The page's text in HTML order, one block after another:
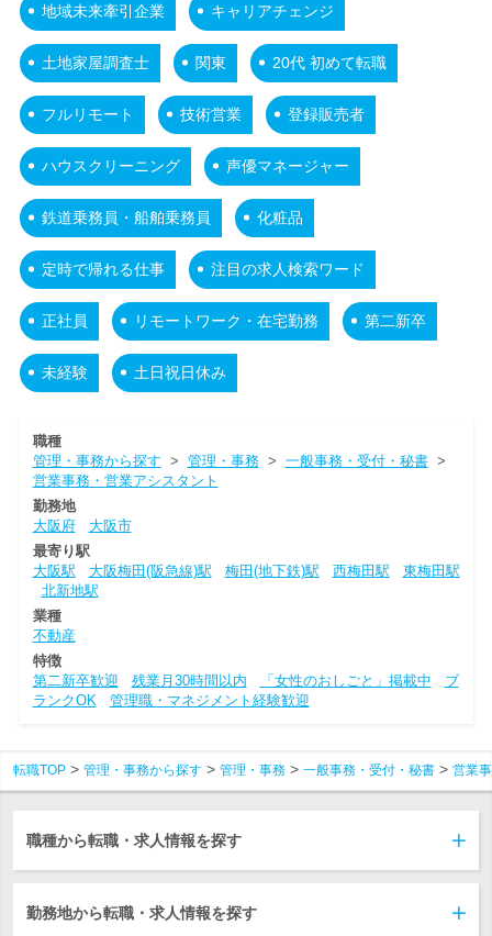
地域未来牽引企業 キャリアチェンジ
土地家屋調査士 関東 20代 初めて転職
フルリモート 技術営業 登録販売者
ハウスクリーニング 声優マネージャー
鉄道乗務員・船舶乗務員 化粧品
定時で帰れる仕事 注目の求人検索ワード
正社員 リモートワーク・在宅勤務 第二新卒
未経験 土日祝日休み
職種
管理・事務から探す > 管理・事務> 一般事務・受付・秘書>
営業事務・営業アシスタント
勤務地
大阪府
大阪市
最寄り駅
大阪駅
大阪梅田(阪急線)駅 梅田(地下鉄)駅 西梅田駅
東梅田駅
北新地駅
業種
不動産
特徴
第二新卒歓迎
残業月30時間以内 「女性のおしごと」掲載中
ブ
ランクOK
管理職・マネジメント経験歓迎
転職TOP 管理・事務から探す 管理・事務 一般事務・受付・秘書 営業
職種から転職・求人情報を探す
勤務地から転職・求人情報を探す